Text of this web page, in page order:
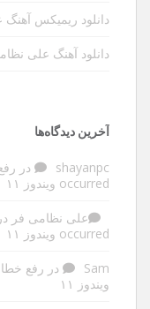
دانلود ریمیکس
دانلود آهنگ علی
آخرین دیدگاه‌ها
shayanpc در
occurred ویندوز ۱۱
علی نظامی فر در
occurred ویندوز ۱۱
Sam در
ویندوز ۱۱